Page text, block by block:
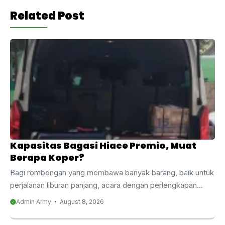
Related Post
Kapasitas Bagasi Hiace Premio, Muat
Berapa Koper?
Bagi rombongan yang membawa banyak barang, baik untuk
perjalanan liburan panjang, acara dengan perlengkapan
khusus, hingga kebutuhan mengangkut dagangan, urusan
yang terlewat saat memilih armada. Pertanyaan seperti
Admin Army August 8, 2026